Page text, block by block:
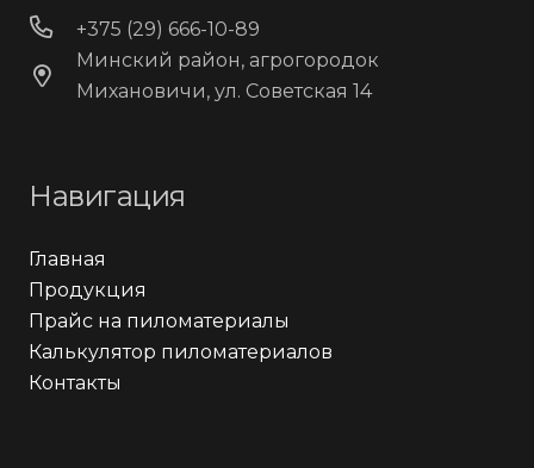
+375 (29) 666-10-89
Минский район, агрогородок
Михановичи, ул. Советская 14
Навигация
Главная
Продукция
Прайс на пиломатериалы
Калькулятор пиломатериалов
Контакты